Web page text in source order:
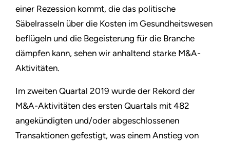
einer Rezession kommt, die das politische
Säbelrasseln über die Kosten im Gesundheitswesen
beflügeln und die Begeisterung für die Branche
dämpfen kann, sehen wir anhaltend starke M&A-
Aktivitäten.
Im zweiten Quartal 2019 wurde der Rekord der
M&A-Aktivitäten des ersten Quartals mit 482
angekündigten und/oder abgeschlossenen
Transaktionen gefestigt, was einem Anstieg von